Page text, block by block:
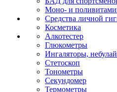
Моно- и
Средства личной
Косметика
Алкотестер
Глюкометры
Ингаляторы,
Стетоскоп
Тонометры
Секундомер
Термометры